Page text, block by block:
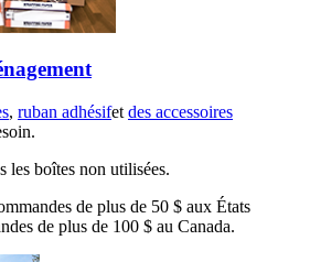
, ruban adhésifet des accessoires
les boîtes non utilisées.
de plus de 50 $ aux États
de plus de 100 $ au Canada.